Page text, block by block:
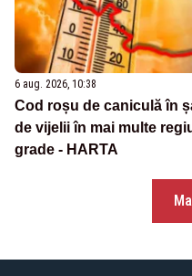
6 aug. 2026, 10:38
Cod roșu de caniculă în
de vijelii în mai multe
grade - HARTA